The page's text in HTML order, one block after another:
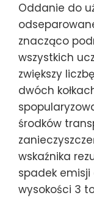
Oddanie do
znacząco
wszystkich
zwiększy
dwóch
środków
wskaźnika
spadek
wysokości 3